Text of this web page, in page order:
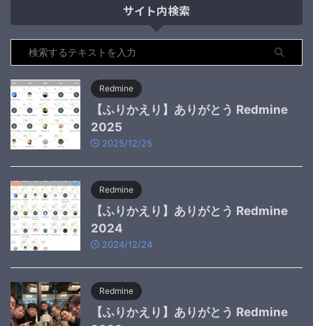
サイト内検索
Redmine
【ふりかえり】ありがとう Redmine
2025
2025/12/25
Redmine
【ふりかえり】ありがとう Redmine
2024
2024/12/24
Redmine
【ふりかえり】ありがとう Redmine